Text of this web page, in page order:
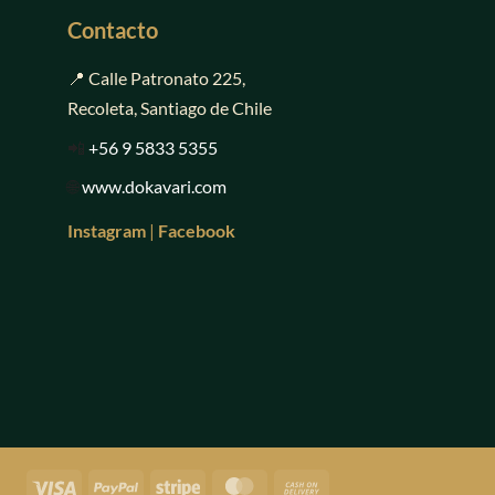
Contacto
📍 Calle Patronato 225,
Recoleta, Santiago de Chile
📲 +56 9 5833 5355
🌐www.dokavari.com
Instagram | Facebook
Visa PayPal Stripe MasterCard